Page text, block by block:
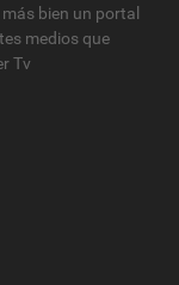
bien un portal
medios que
Tv